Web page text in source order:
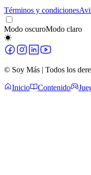
Términos y condiciones
Modo oscuroModo claro
© Soy Más | Todos los
Inicio Contenido